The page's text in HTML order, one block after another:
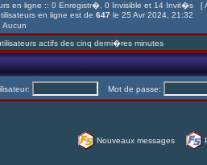
en ligne :: 0 Enregistr�, 0 Invisible et 14 Invit�s [
en ligne est de 647 le 25 Avr 2024, 21:32
Aucun
actifs des cinq derni�res minutes
Mot de passe:
Nouveaux messages